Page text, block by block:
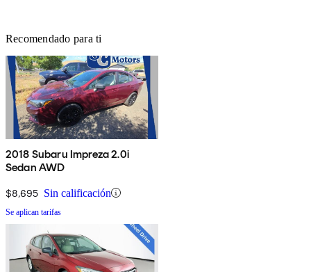
Recomendado para ti
2018 Subaru Impreza 2.0i
Sedan AWD
$8,695 Sin calificación
Se aplican tarifas